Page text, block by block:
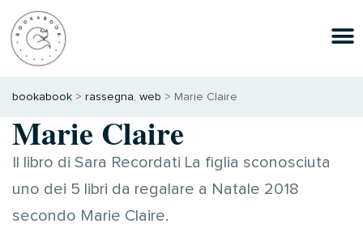
bookabook > rassegna, web > Marie Claire
Marie Claire
Il libro di Sara Recordati La figlia sconosciuta
uno dei 5 libri da regalare a Natale 2018
secondo Marie Claire.